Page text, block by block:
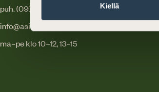
Kiellä
puh. (09) 6866 120
info@asianajajat.fi
ma–pe klo 10–12, 13–15